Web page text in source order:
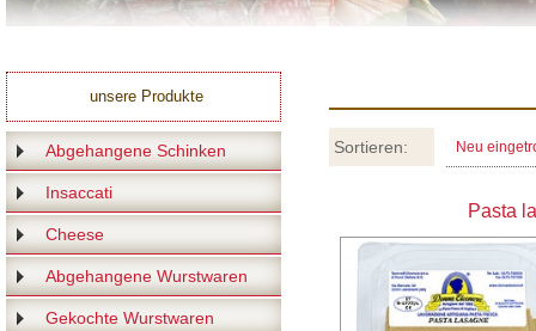
unsere Produkte
Abgehangene Schinken
Insaccati
Cheese
Abgehangene Wurstwaren
Gekochte Wurstwaren
Sortieren: Neu
Pasta